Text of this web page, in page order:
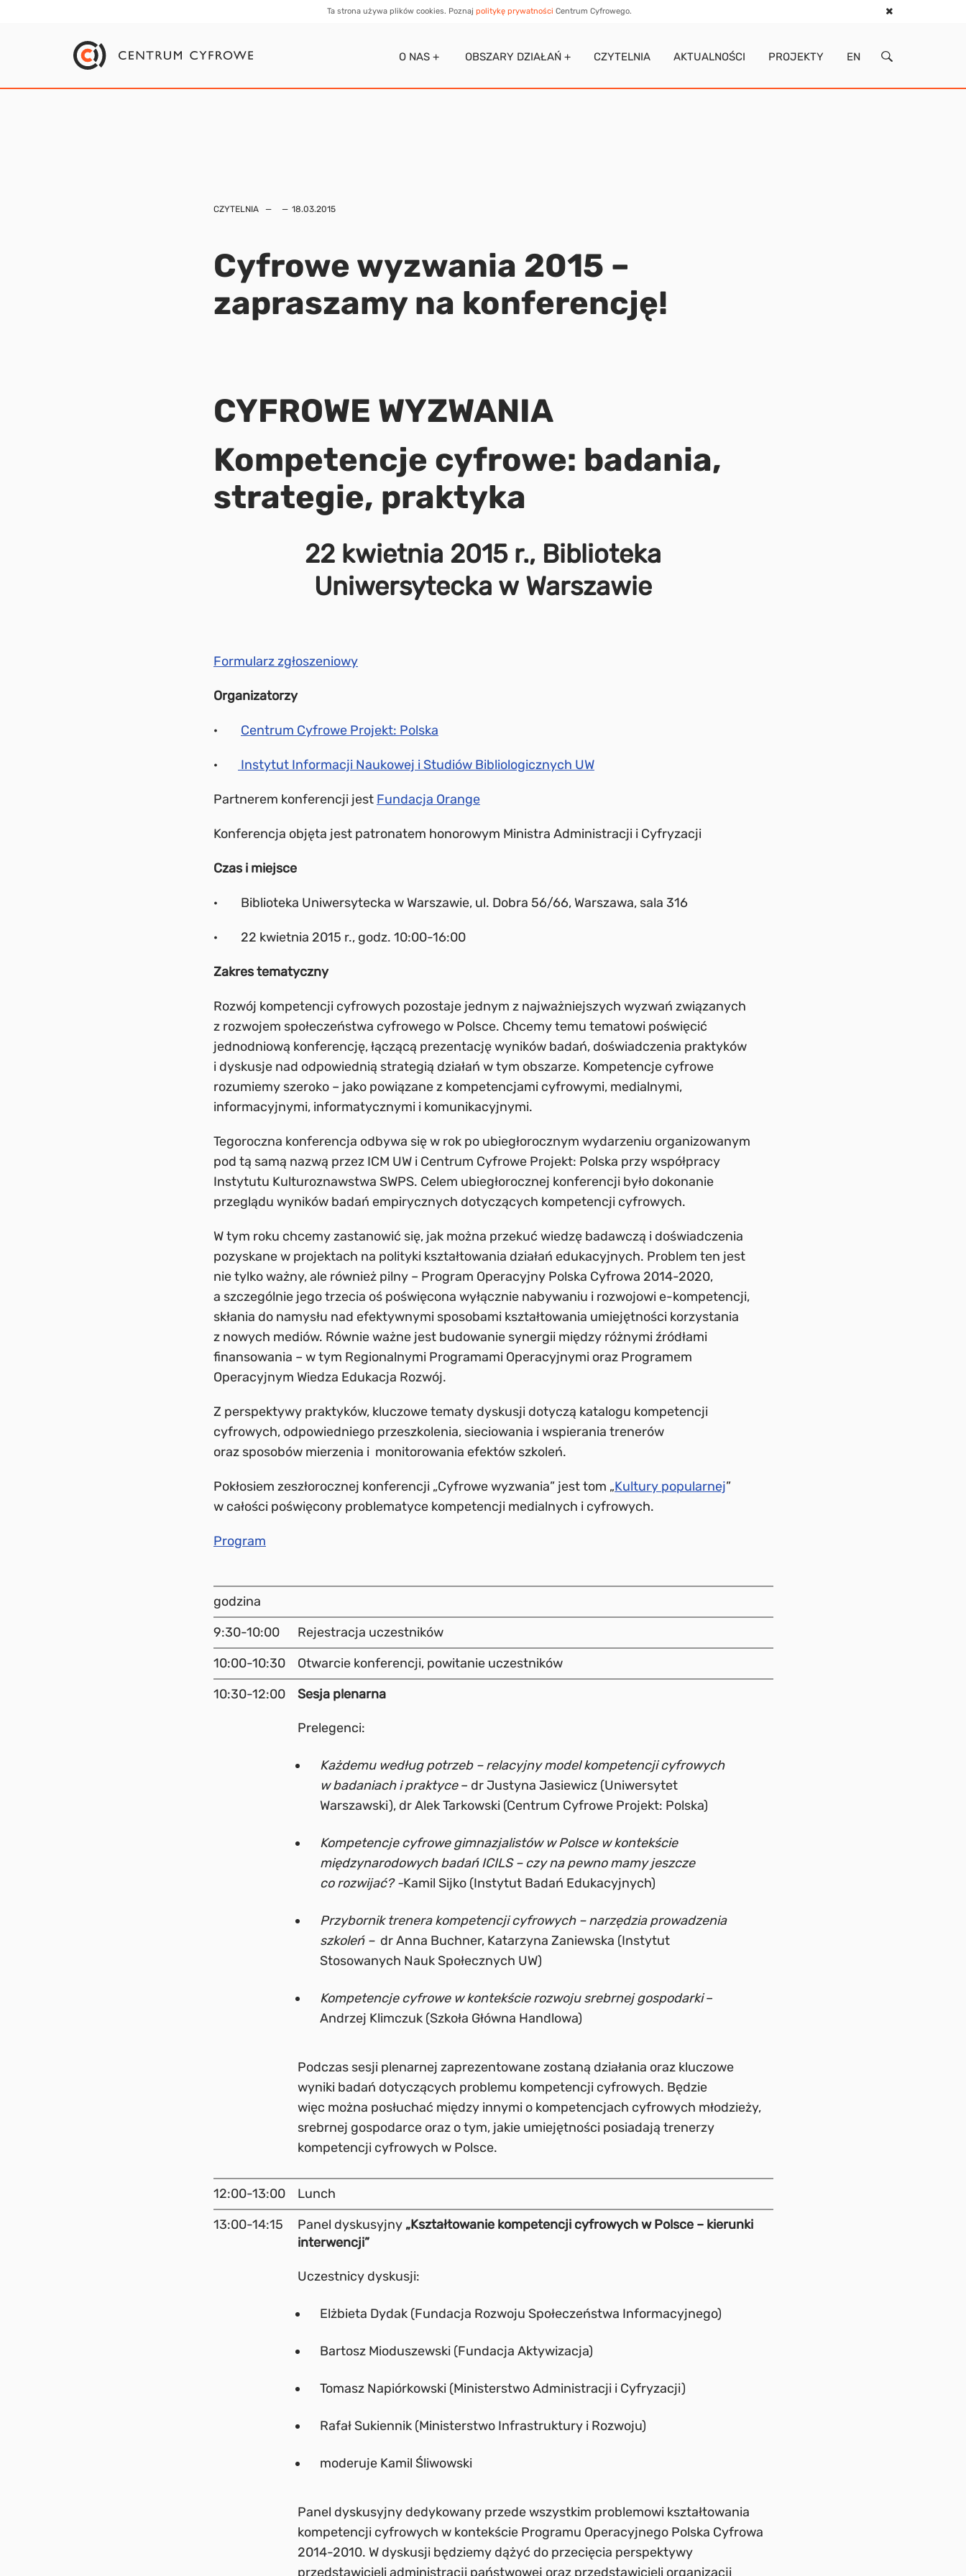
Ta strona używa plików cookies. Poznaj politykę prywatności Centrum Cyfrowego.
O NAS + OBSZARY DZIAŁAŃ + CZYTELNIA AKTUALNOŚCI PROJEKTY EN
CZYTELNIA 18.03.2015
Cyfrowe wyzwania 2015 –
zapraszamy na konferencję!
CYFROWE WYZWANIA
Kompetencje cyfrowe: badania,
strategie, praktyka
22 kwietnia 2015 r., Biblioteka
Uniwersytecka w Warszawie
Formularz zgłoszeniowy
Organizatorzy
· Centrum Cyfrowe Projekt: Polska
· Instytut Informacji Naukowej i Studiów Bibliologicznych UW
Partnerem konferencji jest Fundacja Orange
Konferencja objęta jest patronatem honorowym Ministra Administracji i Cyfryzacji
Czas i miejsce
· Biblioteka Uniwersytecka w Warszawie, ul. Dobra 56/66, Warszawa, sala 316
· 22 kwietnia 2015 r., godz. 10:00-16:00
Zakres tematyczny
Rozwój kompetencji cyfrowych pozostaje jednym z najważniejszych wyzwań związanych
z rozwojem społeczeństwa cyfrowego w Polsce. Chcemy temu tematowi poświęcić
jednodniową konferencję, łączącą prezentację wyników badań, doświadczenia praktyków
i dyskusje nad odpowiednią strategią działań w tym obszarze. Kompetencje cyfrowe
rozumiemy szeroko – jako powiązane z kompetencjami cyfrowymi, medialnymi,
informacyjnymi, informatycznymi i komunikacyjnymi.
Tegoroczna konferencja odbywa się w rok po ubiegłorocznym wydarzeniu organizowanym
pod tą samą nazwą przez ICM UW i Centrum Cyfrowe Projekt: Polska przy współpracy
Instytutu Kulturoznawstwa SWPS. Celem ubiegłorocznej konferencji było dokonanie
przeglądu wyników badań empirycznych dotyczących kompetencji cyfrowych.
W tym roku chcemy zastanowić się, jak można przekuć wiedzę badawczą i doświadczenia
pozyskane w projektach na polityki kształtowania działań edukacyjnych. Problem ten jest
nie tylko ważny, ale również pilny – Program Operacyjny Polska Cyfrowa 2014-2020,
a szczególnie jego trzecia oś poświęcona wyłącznie nabywaniu i rozwojowi e-kompetencji,
skłania do namysłu nad efektywnymi sposobami kształtowania umiejętności korzystania
z nowych mediów. Równie ważne jest budowanie synergii między różnymi źródłami
finansowania – w tym Regionalnymi Programami Operacyjnymi oraz Programem
Operacyjnym Wiedza Edukacja Rozwój.
Z perspektywy praktyków, kluczowe tematy dyskusji dotyczą katalogu kompetencji
cyfrowych, odpowiedniego przeszkolenia, sieciowania i wspierania trenerów
oraz sposobów mierzenia i monitorowania efektów szkoleń.
Pokłosiem zeszłorocznej konferencji „Cyfrowe wyzwania” jest tom „Kultury popularnej”
w całości poświęcony problematyce kompetencji medialnych i cyfrowych.
Program
godzina
9:30-10:00
Rejestracja uczestników
10:00-10:30
Otwarcie konferencji, powitanie uczestników
10:30-12:00
Sesja plenarna
Prelegenci:
Każdemu według potrzeb – relacyjny model kompetencji cyfrowych
w badaniach i praktyce– dr Justyna Jasiewicz (Uniwersytet
Warszawski), dr Alek Tarkowski (Centrum Cyfrowe Projekt: Polska)
Kompetencje cyfrowe gimnazjalistów w Polsce w kontekście
międzynarodowych badań ICILS – czy na pewno mamy jeszcze
co rozwijać? -​Kamil Sijko (Instytut Badań Edukacyjnych)
Przybornik trenera kompetencji cyfrowych – narzędzia prowadzenia
szkoleń – dr Anna Buchner, Katarzyna Zaniewska (Instytut
Stosowanych Nauk Społecznych UW)
Kompetencje cyfrowe w kontekście rozwoju srebrnej gospodarki–
Andrzej Klimczuk (Szkoła Główna Handlowa)
Podczas sesji plenarnej zaprezentowane zostaną działania oraz kluczowe
wyniki badań dotyczących problemu kompetencji cyfrowych. Będzie
więc można posłuchać między innymi o kompetencjach cyfrowych młodzieży,
srebrnej gospodarce oraz o tym, jakie umiejętności posiadają trenerzy
kompetencji cyfrowych w Polsce.
12:00-13:00
Lunch
13:00-14:15
Panel dyskusyjny „Kształtowanie kompetencji cyfrowych w Polsce – kierunki
interwencji”
Uczestnicy dyskusji:
Elżbieta Dydak (Fundacja Rozwoju Społeczeństwa Informacyjnego)
Bartosz Mioduszewski (Fundacja Aktywizacja)
Tomasz Napiórkowski (Ministerstwo Administracji i Cyfryzacji)
Rafał Sukiennik (Ministerstwo Infrastruktury i Rozwoju)
moderuje Kamil Śliwowski
Panel dyskusyjny dedykowany przede wszystkim problemowi kształtowania
kompetencji cyfrowych w kontekście Programu Operacyjnego Polska Cyfrowa
2014-2010. W dyskusji będziemy dążyć do przecięcia perspektywy
przedstawicieli administracji państwowej oraz przedstawicieli organizacji